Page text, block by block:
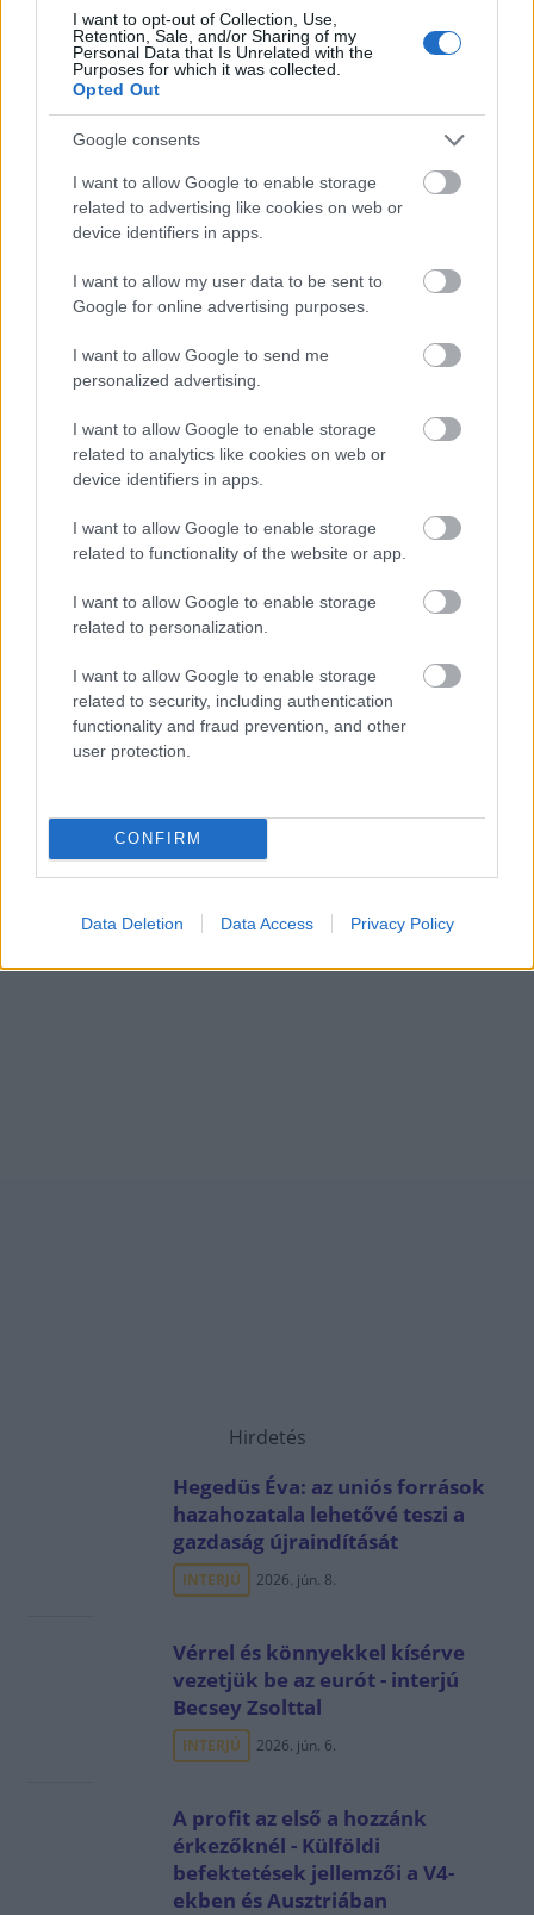
I want to opt-out of Collection, Use,
Retention, Sale, and/or Sharing of my
Personal Data that Is Unrelated with the
Purposes for which it was collected.
Opted Out
Google consents
I want to allow Google to enable storage
related to advertising like cookies on web or
device identifiers in apps.
I want to allow my user data to be sent to
Google for online advertising purposes.
I want to allow Google to send me
personalized advertising.
I want to allow Google to enable storage
related to analytics like cookies on web or
device identifiers in apps.
I want to allow Google to enable storage
related to functionality of the website or app.
I want to allow Google to enable storage
related to personalization.
I want to allow Google to enable storage
related to security, including authentication
functionality and fraud prevention, and other
user protection.
CONFIRM
Data Deletion Data Access Privacy Policy
LIFESTYLE 5 órája
orosz határon: 3 civil halott, 13 sebesült
HÍREK
Hét egyszerű szokás, amivel energiát
takaríthatunk meg otthonunkban
HÍREK 6 órája
NÉPSZERŰ
Hirdetés
Hegedüs Éva: az uniós források
hazahozatala lehetővé teszi a
gazdaság újraindítását
INTERJÚ 2026. jún. 8.
Vérrel és könnyekkel kísérve
vezetjük be az eurót - interjú
Becsey Zsolttal
INTERJÚ 2026. jún. 6.
A profit az első a hozzánk
érkezőknél - Külföldi
befektetések jellemzői a V4-
ekben és Ausztriában